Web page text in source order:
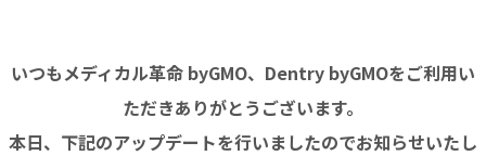
いつもメディカル革命 byGMO、Dentry byGMOをご利用い
ただきありがとうございます。
本日、下記のアップデートを行いましたのでお知らせいたし